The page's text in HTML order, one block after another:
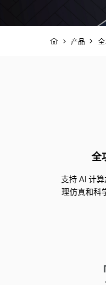
产品
全
支持 AI 计
理仿真和科